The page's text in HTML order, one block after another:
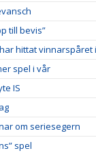
till bevis”
hittat vinnarspåret
spel i vår
IS
om seriesegern
spel